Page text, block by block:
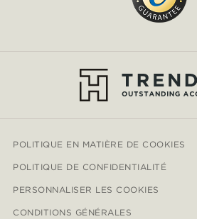
POLITIQUE EN MATIÈRE DE COOKIES
POLITIQUE DE CONFIDENTIALITÉ
PERSONNALISER LES COOKIES
CONDITIONS GÉNÉRALES